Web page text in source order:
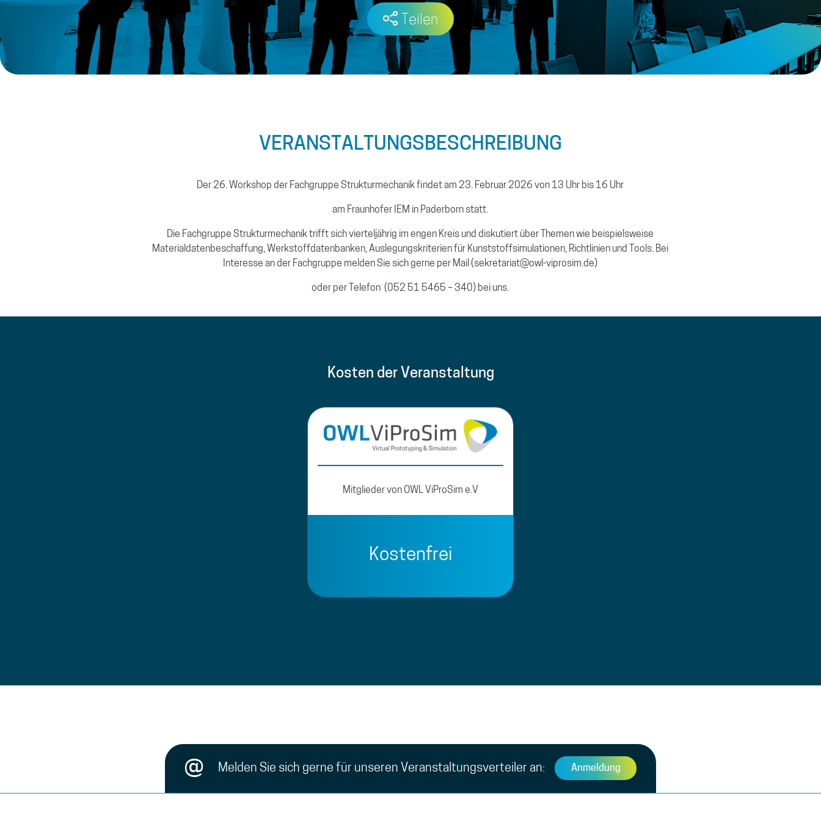
Teilen
VERANSTALTUNGS­BESCHREIBUNG
Der 26. Workshop der Fachgruppe Strukturmechanik findet am 23. Februar 2026 von 13 Uhr bis 16 Uhr
am Fraunhofer IEM in Paderborn statt.
Die Fachgruppe Strukturmechanik trifft sich vierteljährig im engen Kreis und diskutiert über Themen wie beispielsweise
Materialdatenbeschaffung, Werkstoffdatenbanken, Auslegungskriterien für Kunststoffsimulationen, Richtlinien und Tools. Bei
Interesse an der Fachgruppe melden Sie sich gerne per Mail (sekretariat@owl-viprosim.de)
oder per Telefon (052 51 5465 – 340) bei uns.
Kosten der Veranstaltung
Mitglieder von OWL ViProSim e.V
Kostenfrei
@ Melden Sie sich gerne für unseren Veranstaltungsverteiler an: Anmeldung